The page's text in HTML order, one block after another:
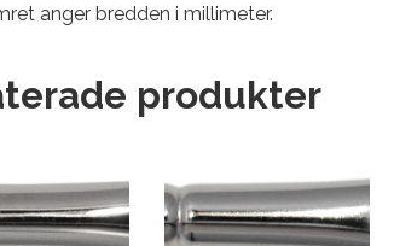
anger bredden i millimeter.
produkter